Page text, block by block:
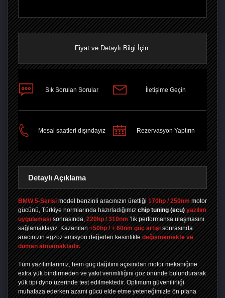
Fiyat ve Detaylı Bilgi İçin:
Sık Sorulan Sorular İletişime Geçin
Mesai saatleri dışındayız Rezervasyon Yaptırın
Detaylı Açıklama
BMW 5-Serisi model benzinli aracınızın ürettiği 170hp / 250nm motor
gücünü, Türkiye normlarında hazırladığımız chip tuning (ecu) yazılım
uygulaması sonrasında, 220hp / 310nm ’lik performansa ulaşmasını
sağlamaktayız. Kazanılan +50hp / + 60nm güç artışı sonrasında
aracınızın egzoz emisyon değerleri kesinlikle değişmemekte ve
duman atmamaktadır.
Tüm yazılımlarımız, hem güç dağıtımı açısından motor mekaniğine
extra yük bindirmeden ve yakıt verimliliğini göz önünde bulundurarak
yük tipi dyno üzerinde test edilmektedir. Optimum güvenilirliği
muhafaza ederken azami gücü elde etme yeteneğimizle ön plana